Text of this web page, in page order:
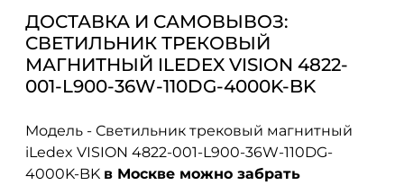
ДОСТАВКА И САМОВЫВОЗ:
СВЕТИЛЬНИК ТРЕКОВЫЙ
МАГНИТНЫЙ ILEDEX VISION 4822-
001-L900-36W-110DG-4000K-BK
Модель - Светильник трековый магнитный
iLedex VISION 4822-001-L900-36W-110DG-
4000K-BK в Москве можно забрать